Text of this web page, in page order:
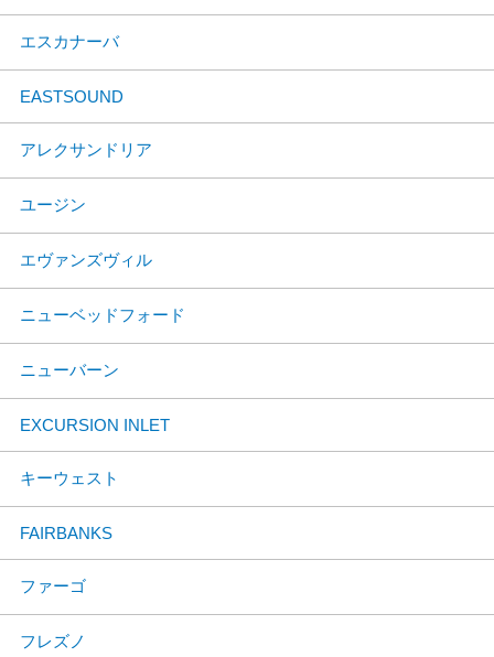
エスカナーバ
EASTSOUND
アレクサンドリア
ユージン
エヴァンズヴィル
ニューベッドフォード
ニューバーン
EXCURSION INLET
キーウェスト
FAIRBANKS
ファーゴ
フレズノ